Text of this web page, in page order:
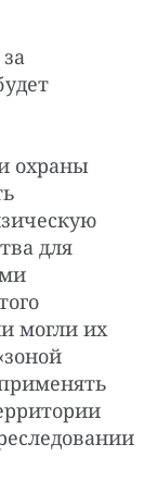
охраны
для
могли их